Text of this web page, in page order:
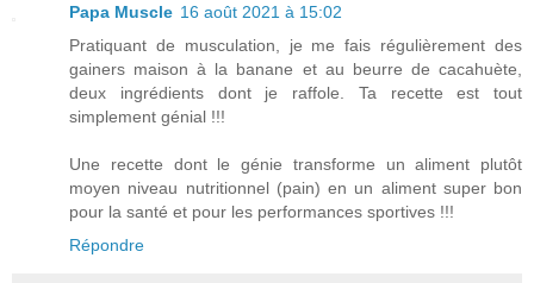
Papa Muscle 16 août 2021 à 15:02
Pratiquant de musculation, je me fais régulièrement des
gainers maison à la banane et au beurre de cacahuète,
deux ingrédients dont je raffole. Ta recette est tout
simplement génial !!!
Une recette dont le génie transforme un aliment plutôt
moyen niveau nutritionnel (pain) en un aliment super bon
pour la santé et pour les performances sportives !!!
Répondre